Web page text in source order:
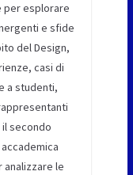
per esplorare
e sfide
del Design,
casi di
a studenti,
secondo
analizzare le